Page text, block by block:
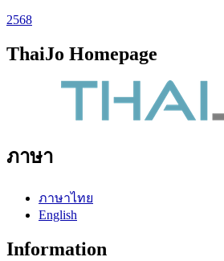
2568
ThaiJo Homepage
ภาษา
ภาษาไทย
English
Information